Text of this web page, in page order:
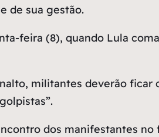
de sua gestão.
feira (8), quando Lula
militantes deverão
dos manifestantes